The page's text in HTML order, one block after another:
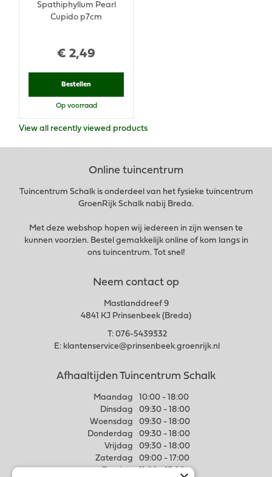
€ 2,49
Spathiphyllum Pearl
Cupido p7cm
Bestellen
Op voorraad
View all recently viewed products
Online tuincentrum
Tuincentrum Schalk is onderdeel van het fysieke tuincentrum
GroenRijk Schalk nabij Breda.
Met deze webshop hopen wij iedereen in zijn wensen te
kunnen voorzien. Bestel gemakkelijk online of kom langs in
ons tuincentrum. Tot snel!
Neem contact op
Mastlanddreef 9
4841 KJ Prinsenbeek (Breda)
T: 076-5439332
E: klantenservice@prinsenbeek.groenrijk.nl
Afhaaltijden Tuincentrum Schalk
Maandag
10:00 - 18:00
Dinsdag
09:30 - 18:00
Woensdag
09:30 - 18:00
Donderdag
09:30 - 18:00
Vrijdag
09:30 - 18:00
Zaterdag
09:00 - 17:00